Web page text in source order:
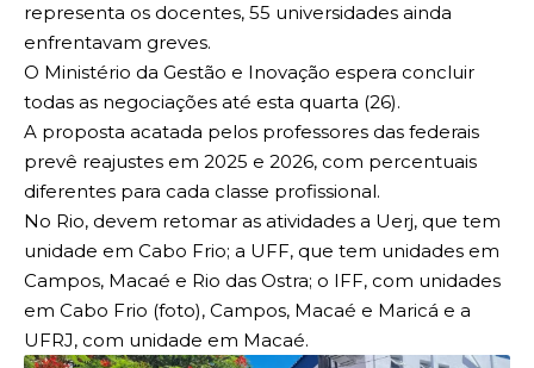
representa os docentes, 55 universidades ainda
enfrentavam greves.
O Ministério da Gestão e Inovação espera concluir
todas as negociações até esta quarta (26).
A proposta acatada pelos professores das federais
prevê reajustes em 2025 e 2026, com percentuais
diferentes para cada classe profissional.
No Rio, devem retomar as atividades a Uerj, que tem
unidade em Cabo Frio; a UFF, que tem unidades em
Campos, Macaé e Rio das Ostra; o IFF, com unidades
em Cabo Frio (foto), Campos, Macaé e Maricá e a
UFRJ, com unidade em Macaé.